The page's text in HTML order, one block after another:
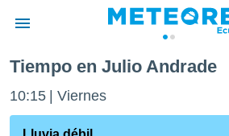
de
ha
Tiempo en Julio Andrade
10:15 Viernes